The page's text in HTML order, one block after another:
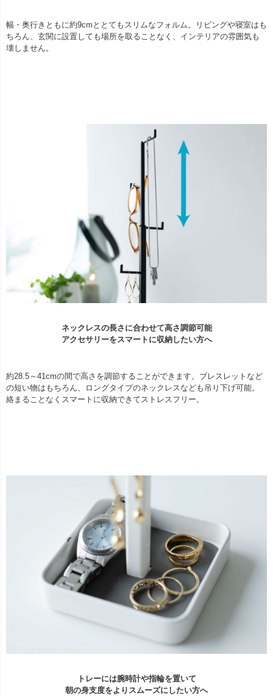
幅・奥行きともに約9cmととてもスリムなフォルム。リビングや寝室はも
ちろん、玄関に設置しても場所を取ることなく、インテリアの雰囲気も
壊しません。
ネックレスの長さに合わせて高さ調節可能
アクセサリーをスマートに収納したい方へ
約28.5～41cmの間で高さを調節することができます。ブレスレットなど
の短い物はもちろん、ロングタイプのネックレスなども吊り下げ可能。
絡まることなくスマートに収納できてストレスフリー。
トレーには腕時計や指輪を置いて
朝の身支度をよりスムーズにしたい方へ